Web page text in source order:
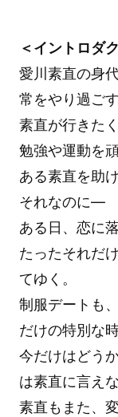
＜イントロダ
愛川素直の身
常をやり過ご
素直が行きた
勉強や運動を
ある素直を助
それなのに―
ある日、恋に
たったそれだ
てゆく。
制服デートも
だけの特別な時
今だけはどう
は素直に言え
素直もまた、